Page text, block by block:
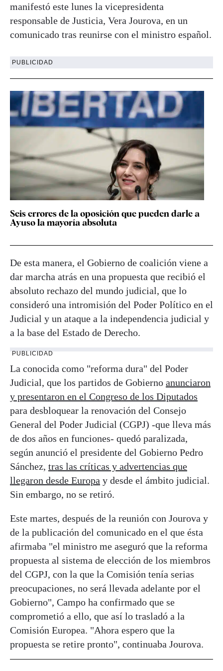
manifestó este lunes la vicepresidenta
responsable de Justicia, Vera Jourova, en un
comunicado tras reunirse con el ministro español.
PUBLICIDAD
Seis errores de la oposición que pueden darle a
Ayuso la mayoría absoluta
De esta manera, el Gobierno de coalición viene a
dar marcha atrás en una propuesta que recibió el
absoluto rechazo del mundo judicial, que lo
consideró una intromisión del Poder Político en el
Judicial y un ataque a la independencia judicial y
a la base del Estado de Derecho.
PUBLICIDAD
La conocida como "reforma dura" del Poder
Judicial, que los partidos de Gobierno anunciaron
y presentaron en el Congreso de los Diputados
para desbloquear la renovación del Consejo
General del Poder Judicial (CGPJ) -que lleva más
de dos años en funciones- quedó paralizada,
según anunció el presidente del Gobierno Pedro
Sánchez, tras las críticas y advertencias que
llegaron desde Europa y desde el ámbito judicial.
Sin embargo, no se retiró.
Este martes, después de la reunión con Jourova y
de la publicación del comunicado en el que ésta
afirmaba "el ministro me aseguró que la reforma
propuesta al sistema de elección de los miembros
del CGPJ, con la que la Comisión tenía serias
preocupaciones, no será llevada adelante por el
Gobierno", Campo ha confirmado que se
comprometió a ello, que así lo trasladó a la
Comisión Europea. "Ahora espero que la
propuesta se retire pronto", continuaba Jourova.